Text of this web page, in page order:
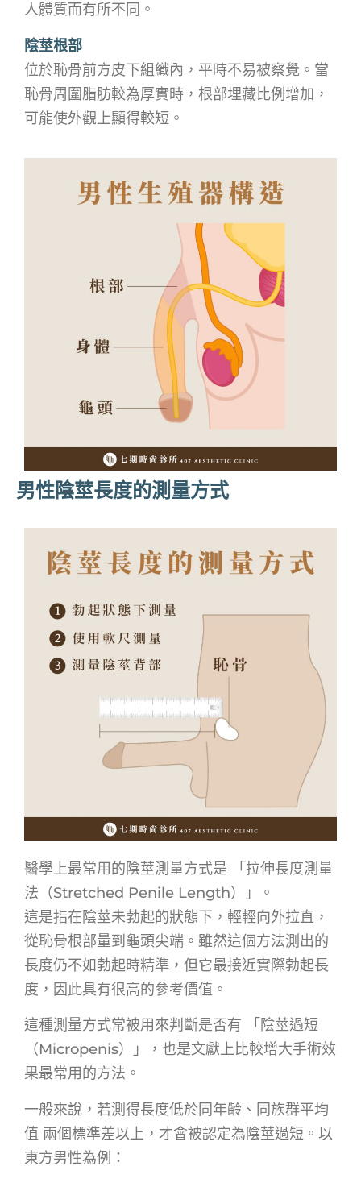
人體質而有所不同。
陰莖根部
位於恥骨前方皮下組織內，平時不易被察覺。當
恥骨周圍脂肪較為厚實時，根部埋藏比例增加，
可能使外觀上顯得較短。
男性陰莖長度的測量方式
醫學上最常用的陰莖測量方式是 「拉伸長度測量
法（Stretched Penile Length）」。
這是指在陰莖未勃起的狀態下，輕輕向外拉直，
從恥骨根部量到龜頭尖端。雖然這個方法測出的
長度仍不如勃起時精準，但它最接近實際勃起長
度，因此具有很高的參考價值。
這種測量方式常被用來判斷是否有 「陰莖過短
（Micropenis）」，也是文獻上比較增大手術效
果最常用的方法。
一般來說，若測得長度低於同年齡、同族群平均
值 兩個標準差以上，才會被認定為陰莖過短。以
東方男性為例：